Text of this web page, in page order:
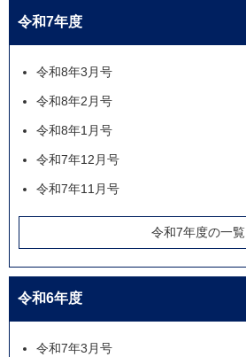
令和7年度
令和8年3月号
令和8年2月号
令和8年1月号
令和7年12月号
令和7年11月号
令和7年度の一覧
令和6年度
令和7年3月号